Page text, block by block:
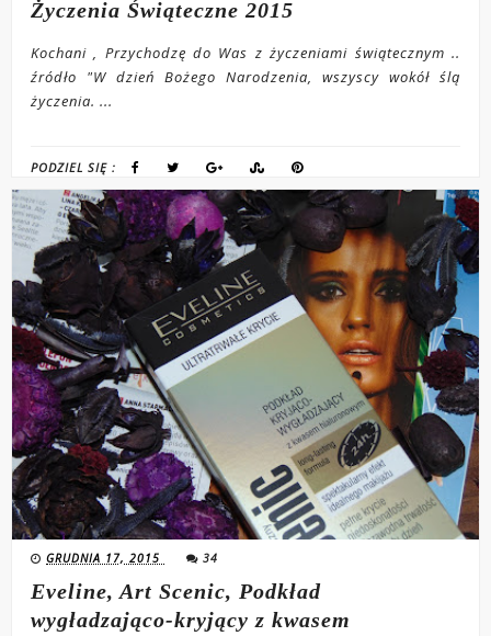
Życzenia Świąteczne 2015
Kochani , Przychodzę do Was z życzeniami świątecznym ..
źródło "W dzień Bożego Narodzenia, wszyscy wokół ślą
życzenia. ...
PODZIEL SIĘ :
GRUDNIA 17, 2015 34
Eveline, Art Scenic, Podkład
wygładzająco-kryjący z kwasem